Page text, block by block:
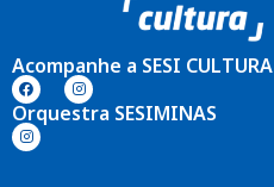
Acompanhe a SESI CULTURA
Orquestra SESIMINAS